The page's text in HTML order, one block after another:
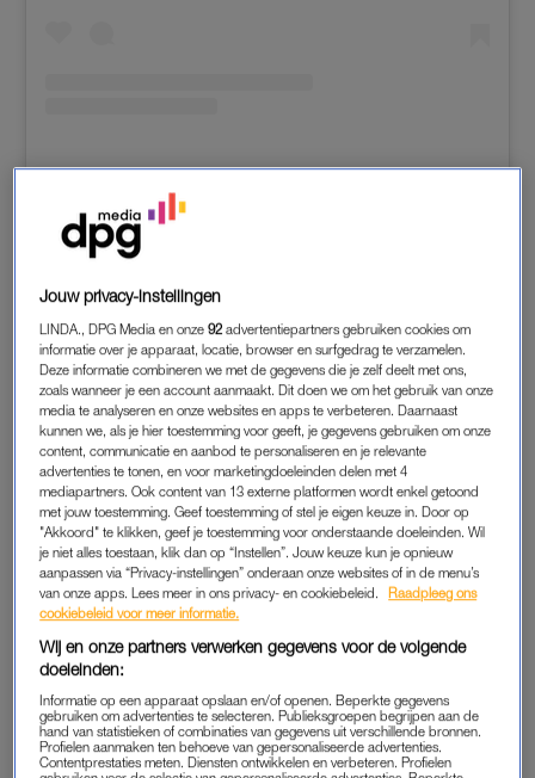
A post shared by Jan Smit (@jansmit)
DAVINA MICHELLE
Een échte rockster: Davina laat zien hoe het eraan toe ging bij
het Rock For People festival in Praag.
Jouw privacy-instellingen
LINDA., DPG Media en onze92 advertentiepartners gebruiken cookies om
informatie over je apparaat, locatie, browser en surfgedrag te verzamelen.
Deze informatie combineren we met de gegevens die je zelf deelt met ons,
zoals wanneer je een account aanmaakt. Dit doen we om het gebruik van onze
media te analyseren en onze websites en apps te verbeteren. Daarnaast
kunnen we, als je hier toestemming voor geeft, je gegevens gebruiken om onze
content, communicatie en aanbod te personaliseren en je relevante
advertenties te tonen, en voor marketingdoeleinden delen met 4
mediapartners. Ook content van 13 externe platformen wordt enkel getoond
met jouw toestemming. Geef toestemming of stel je eigen keuze in. Door op
"Akkoord" te klikken, geef je toestemming voor onderstaande doeleinden. Wil
je niet alles toestaan, klik dan op “Instellen”. Jouw keuze kun je opnieuw
aanpassen via “Privacy-instellingen” onderaan onze websites of in de menu’s
van onze apps. Lees meer in ons privacy- en cookiebeleid.
Raadpleeg ons
cookiebeleid voor meer informatie.
Wij en onze partners verwerken gegevens voor de volgende
doeleinden:
Informatie op een apparaat opslaan en/of openen. Beperkte gegevens
gebruiken om advertenties te selecteren. Publieksgroepen begrijpen aan de
hand van statistieken of combinaties van gegevens uit verschillende bronnen.
Profielen aanmaken ten behoeve van gepersonaliseerde advertenties.
Contentprestaties meten. Diensten ontwikkelen en verbeteren. Profielen